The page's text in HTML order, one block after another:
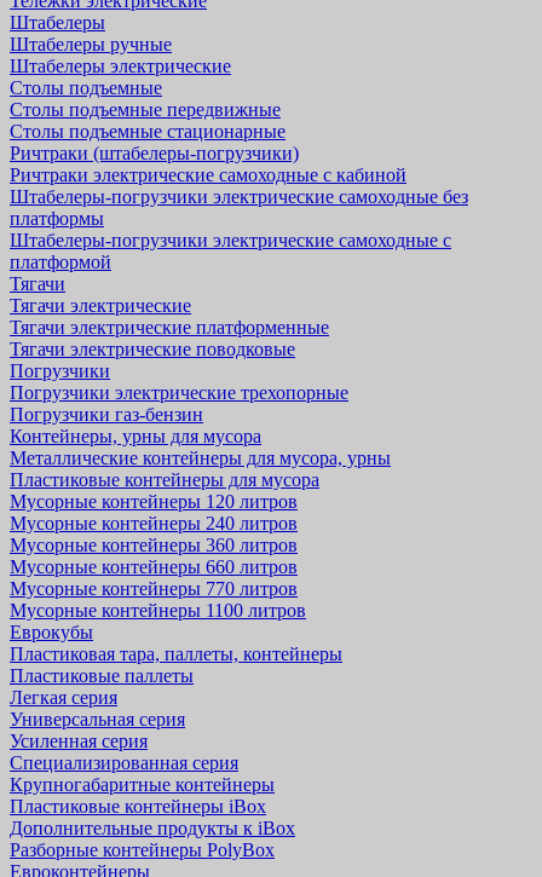
Штабелеры
Штабелеры ручные
Штабелеры электрические
Столы подъемные
Столы подъемные передвижные
Столы подъемные стационарные
Ричтраки (штабелеры-погрузчики)
Ричтраки электрические самоходные с кабиной
Штабелеры-погрузчики электрические самоходные без
платформы
Штабелеры-погрузчики электрические самоходные с
платформой
Тягачи
Тягачи электрические
Тягачи электрические платформенные
Тягачи электрические поводковые
Погрузчики
Погрузчики электрические трехопорные
Погрузчики газ-бензин
Контейнеры, урны для мусора
Металлические контейнеры для мусора, урны
Пластиковые контейнеры для мусора
Мусорные контейнеры 120 литров
Мусорные контейнеры 240 литров
Мусорные контейнеры 360 литров
Мусорные контейнеры 660 литров
Мусорные контейнеры 770 литров
Мусорные контейнеры 1100 литров
Еврокубы
Пластиковая тара, паллеты, контейнеры
Пластиковые паллеты
Легкая серия
Универсальная серия
Усиленная серия
Специализированная серия
Крупногабаритные контейнеры
Пластиковые контейнеры iBox
Дополнительные продукты к iBox
Разборные контейнеры PolyBox
Евроконтейнеры